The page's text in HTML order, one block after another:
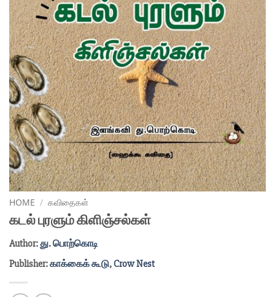
HOME / கவிதைகள்
கடல் புரளும் கிளிஞ்சல்கள்
Author:து. பொற்கொடி
Publisher:காக்கைக் கூடு,Crow Nest